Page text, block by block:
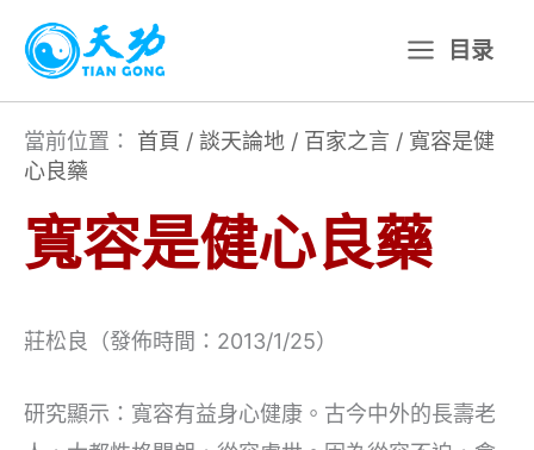
主
目录
當前位置： 首頁 / 談天論地 / 百家之言 / 寬容是健
心良藥
寬容是健心良藥
莊松良（發佈時間：2013/1/25）
研究顯示：寬容有益身心健康。古今中外的長壽老